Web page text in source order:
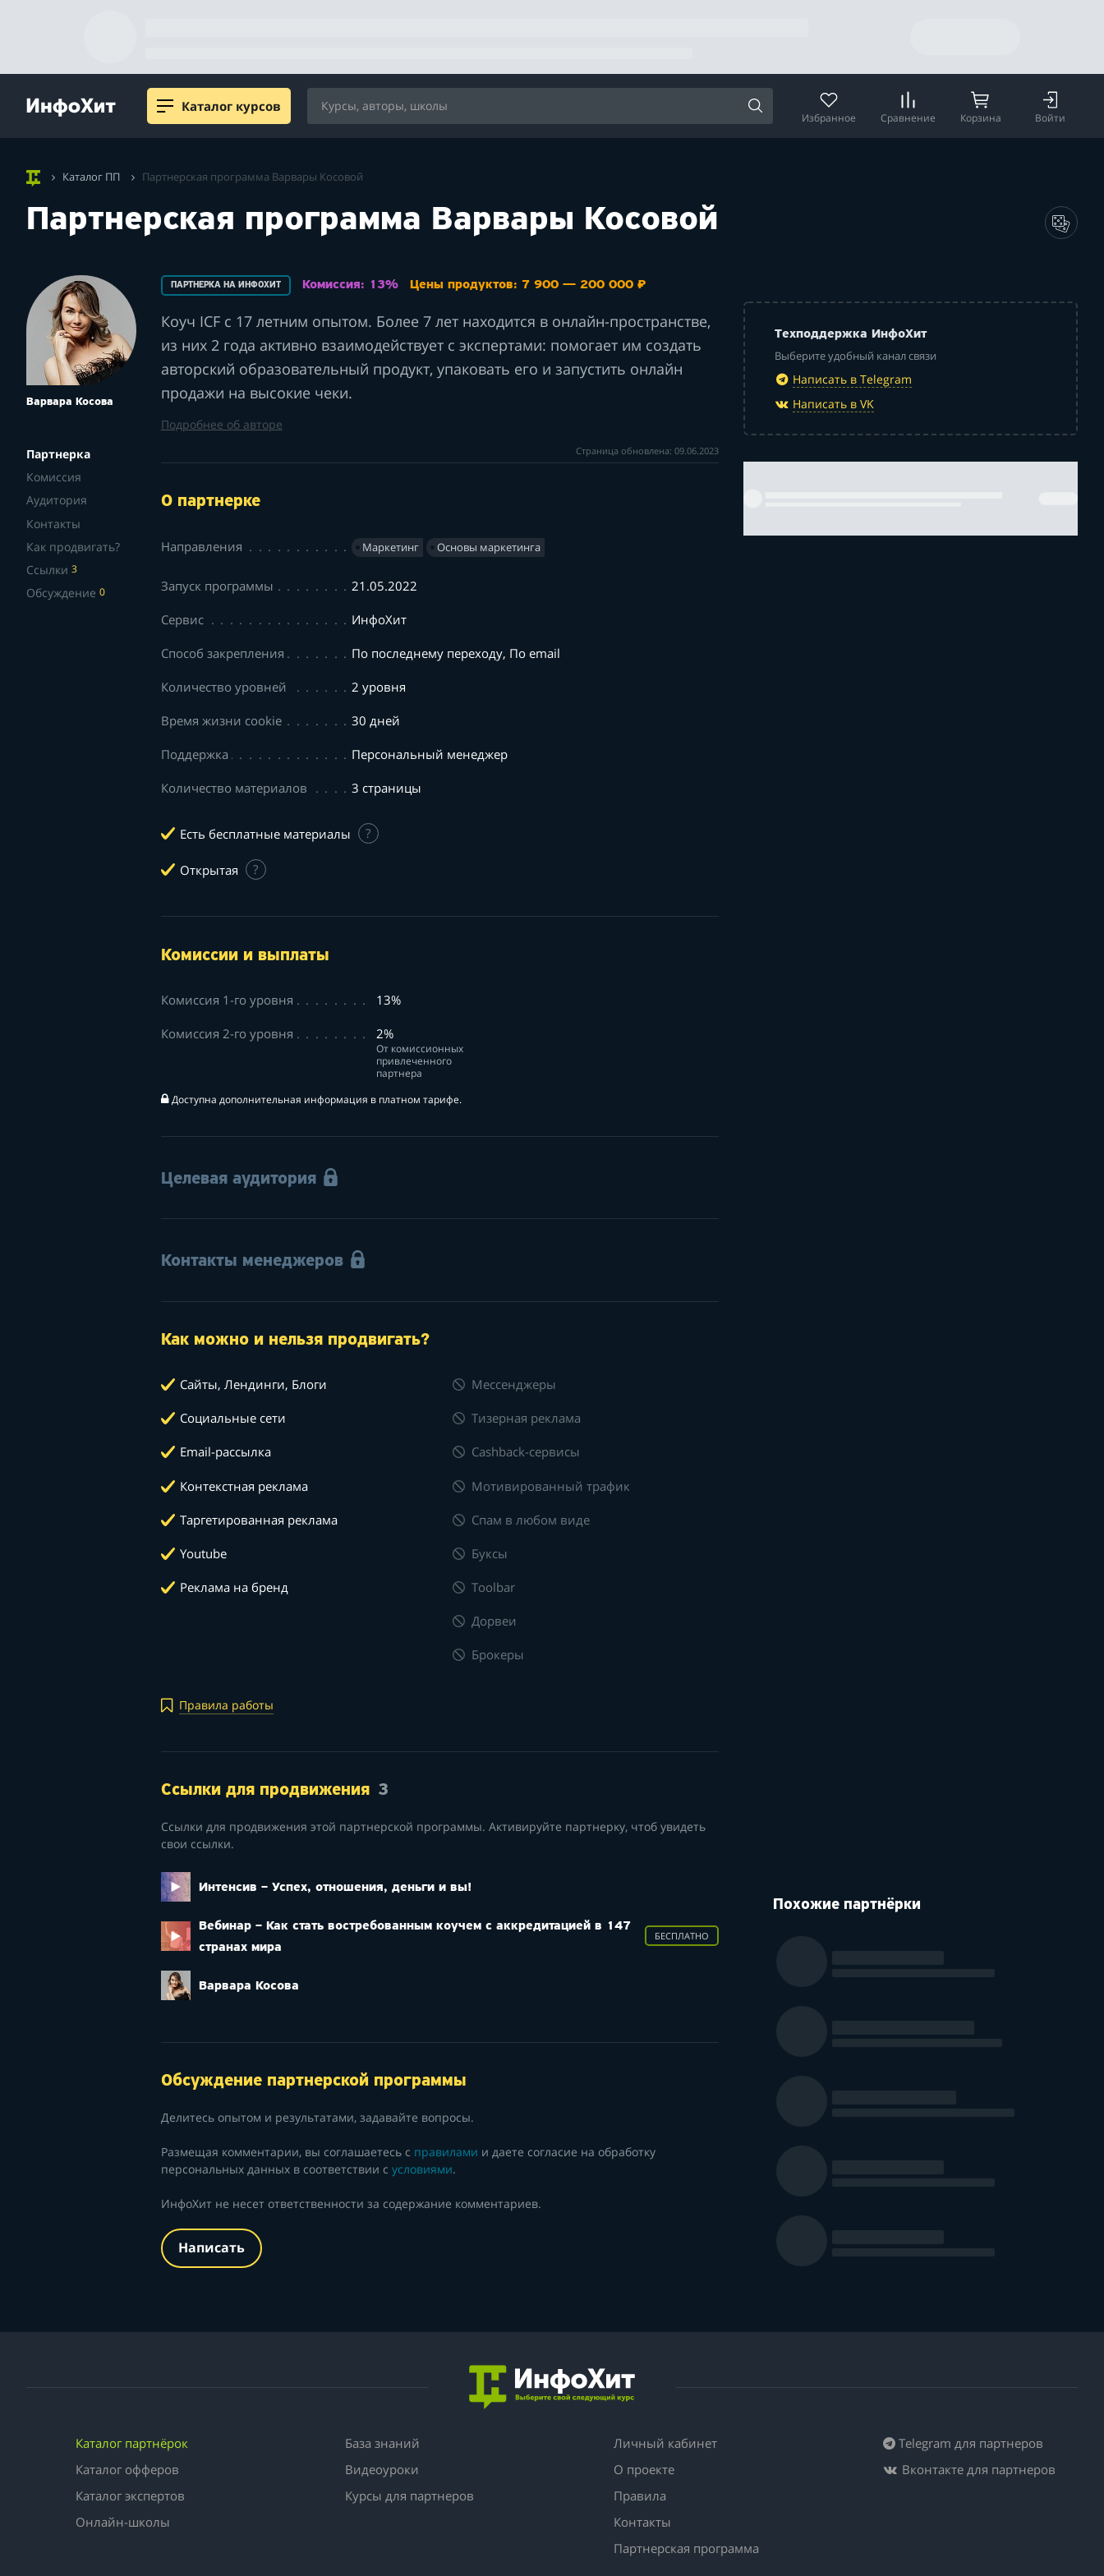
Каталог курсов
Избранное Сравнение Корзина Войти
Каталог ПП Партнерская программа Варвары Косовой
Партнерская программа Варвары Косовой
Варвара Косова
Партнерка
Комиссия
Аудитория
Контакты
Как продвигать?
Ссылки 3
Обсуждение 0
ПАРТНЕРКА НА ИНФОХИТ Комиссия: 13% Цены продуктов: 7 900 — 200 000 ₽
Коуч ICF с 17 летним опытом. Более 7 лет находится в онлайн-пространстве,
из них 2 года активно взаимодействует с экспертами: помогает им создать
авторский образовательный продукт, упаковать его и запустить онлайн
продажи на высокие чеки.
Подробнее об авторе
Страница обновлена: 09.06.2023
О партнерке
Направления Маркетинг Основы маркетинга
Запуск программы 21.05.2022
Сервис ИнфоХит
Способ закрепления По последнему переходу, По email
Количество уровней 2 уровня
Время жизни cookie 30 дней
Поддержка Персональный менеджер
Количество материалов 3 страницы
Есть бесплатные материалы ?
Открытая ?
Комиссии и выплаты
Комиссия 1-го уровня 13%
Комиссия 2-го уровня 2%
От комиссионных
привлеченного
партнера
Доступна дополнительная информация в платном тарифе.
Целевая аудитория
Контакты менеджеров
Как можно и нельзя продвигать?
Сайты, Лендинги, Блоги
Социальные сети
Email-рассылка
Контекстная реклама
Таргетированная реклама
Youtube
Реклама на бренд
Мессенджеры
Тизерная реклама
Cashback-сервисы
Мотивированный трафик
Спам в любом виде
Буксы
Toolbar
Дорвеи
Брокеры
Правила работы
Ссылки для продвижения 3
Ссылки для продвижения этой партнерской программы. Активируйте партнерку, чтоб увидеть
свои ссылки.
Интенсив – Успех, отношения, деньги и вы!
Вебинар – Как стать востребованным коучем с аккредитацией в 147
странах мира
БЕСПЛАТНО
Варвара Косова
Обсуждение партнерской программы
Делитесь опытом и результатами, задавайте вопросы.
Размещая комментарии, вы соглашаетесь с правилами и даете согласие на обработку
персональных данных в соответствии с условиями.
ИнфоХит не несет ответственности за содержание комментариев.
Написать
Техподдержка ИнфоХит
Выберите удобный канал связи
Написать в Telegram
Написать в VK
Похожие партнёрки
Каталог партнёрок
Каталог офферов
Каталог экспертов
Онлайн-школы
База знаний
Видеоуроки
Курсы для партнеров
Личный кабинет
О проекте
Правила
Контакты
Партнерская программа
Telegram для партнеров
Вконтакте для партнеров